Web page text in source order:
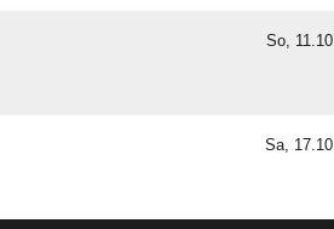
So,
Sa,